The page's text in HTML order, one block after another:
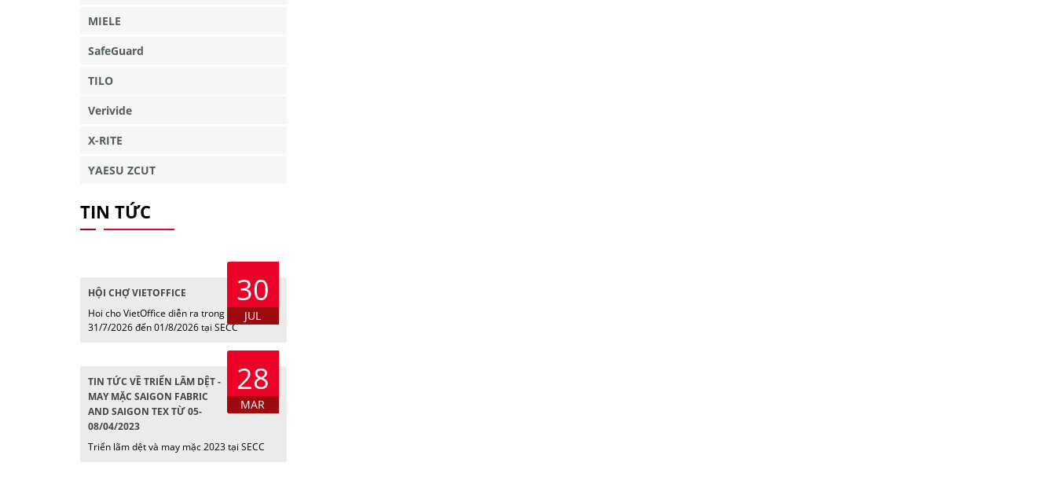
MIELE
SafeGuard
TILO
Verivide
X-RITE
YAESU ZCUT
TIN TỨC
30
JUL
HỘI CHỢ VIETOFFICE
Hoi cho VietOffice diễn ra trong các ngày
31/7/2026 đến 01/8/2026 tại SECC
28
MAR
TIN TỨC VỀ TRIỂN LÃM DỆT -
MAY MẶC SAIGON FABRIC
AND SAIGON TEX TỪ 05-
08/04/2023
Triển lãm dệt và may mặc 2023 tại SECC